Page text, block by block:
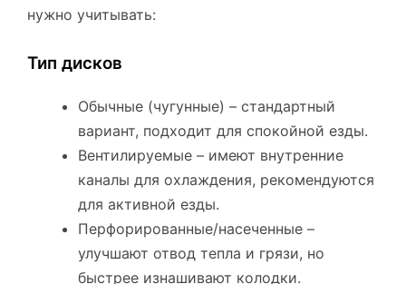
нужно учитывать:
Тип дисков
Обычные (чугунные) – стандартный
вариант, подходит для спокойной езды.
Вентилируемые – имеют внутренние
каналы для охлаждения, рекомендуются
для активной езды.
Перфорированные/насеченные –
улучшают отвод тепла и грязи, но
быстрее изнашивают колодки.